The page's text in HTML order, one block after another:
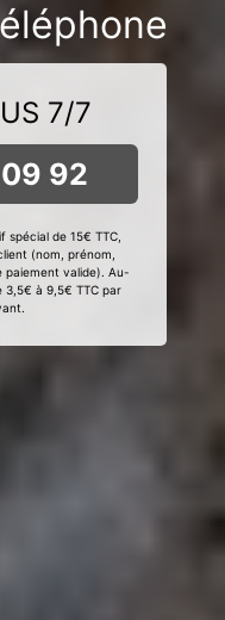
7/7
92
de 15€ TTC,
(nom, prénom,
paiement valide). Au-
3,5€ à 9,5€ TTC par